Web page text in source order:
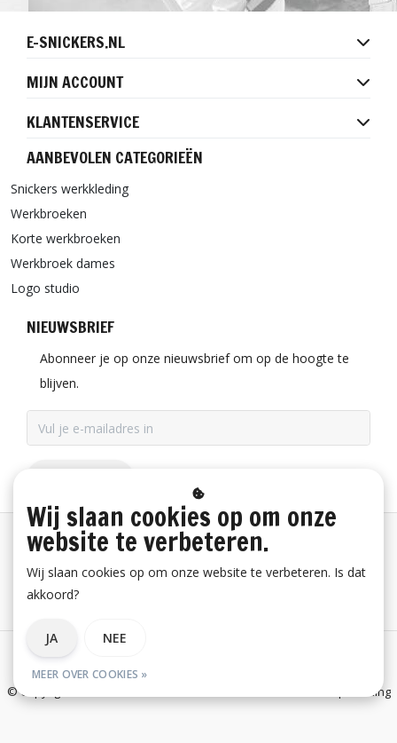
E-SNICKERS.NL
MIJN ACCOUNT
KLANTENSERVICE
AANBEVOLEN CATEGORIEËN
Snickers werkkleding
Werkbroeken
Korte werkbroeken
Werkbroek dames
Logo studio
NIEUWSBRIEF
Abonneer je op onze nieuwsbrief om op de hoogte te
blijven.
Betaalinformatie
Algemene voorwaarden
© Copyright 2026 E-Snickers.nl - onderdeel van Uniwork Beroepskleding
Wij slaan cookies op om onze
website te verbeteren.
Wij slaan cookies op om onze website te verbeteren. Is dat
akkoord?
JA NEE
MEER OVER COOKIES »